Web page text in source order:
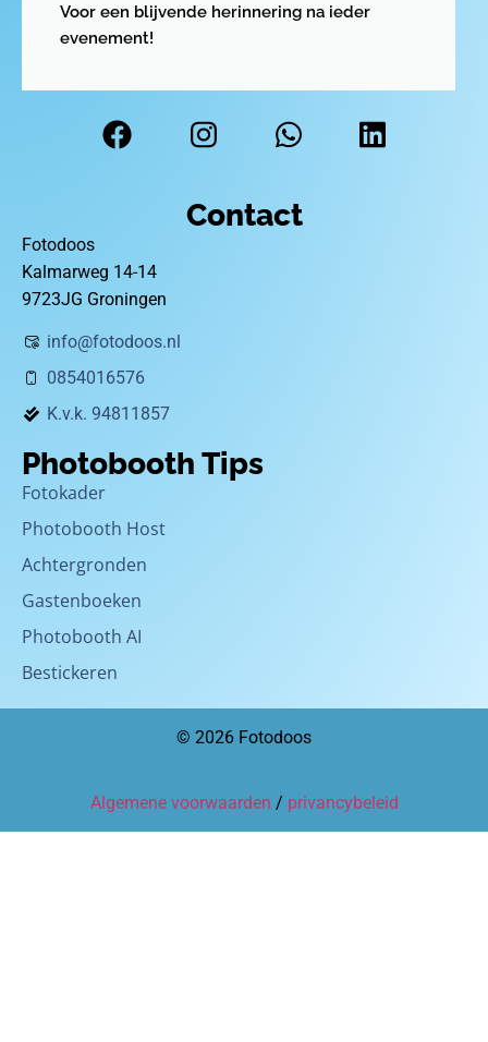
Voor een blijvende herinnering na ieder
evenement!
Contact
Fotodoos
Kalmarweg 14-14
9723JG Groningen
info@fotodoos.nl
0854016576
K.v.k. 94811857
Photobooth Tips
Fotokader
Photobooth Host
Achtergronden
Gastenboeken
Photobooth AI
Bestickeren
© 2026 Fotodoos
Algemene voorwaarden / privancybeleid